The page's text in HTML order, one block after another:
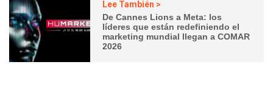
Lee También >
De Cannes Lions a Meta: los
líderes que están redefiniendo el
marketing mundial llegan a COMAR
2026